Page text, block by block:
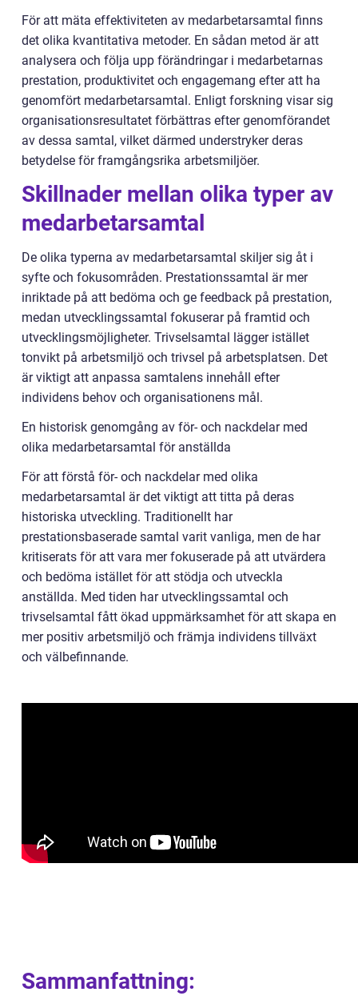
För att mäta effektiviteten av medarbetarsamtal finns
det olika kvantitativa metoder. En sådan metod är att
analysera och följa upp förändringar i medarbetarnas
prestation, produktivitet och engagemang efter att ha
genomfört medarbetarsamtal. Enligt forskning visar sig
organisationsresultatet förbättras efter genomförandet
av dessa samtal, vilket därmed understryker deras
betydelse för framgångsrika arbetsmiljöer.
Skillnader mellan olika typer av
medarbetarsamtal
De olika typerna av medarbetarsamtal skiljer sig åt i
syfte och fokusområden. Prestationssamtal är mer
inriktade på att bedöma och ge feedback på prestation,
medan utvecklingssamtal fokuserar på framtid och
utvecklingsmöjligheter. Trivselsamtal lägger istället
tonvikt på arbetsmiljö och trivsel på arbetsplatsen. Det
är viktigt att anpassa samtalens innehåll efter
individens behov och organisationens mål.
En historisk genomgång av för- och nackdelar med
olika medarbetarsamtal för anställda
För att förstå för- och nackdelar med olika
medarbetarsamtal är det viktigt att titta på deras
historiska utveckling. Traditionellt har
prestationsbaserade samtal varit vanliga, men de har
kritiserats för att vara mer fokuserade på att utvärdera
och bedöma istället för att stödja och utveckla
anställda. Med tiden har utvecklingssamtal och
trivselsamtal fått ökad uppmärksamhet för att skapa en
mer positiv arbetsmiljö och främja individens tillväxt
och välbefinnande.
Sammanfattning: